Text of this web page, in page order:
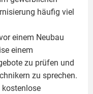
häufig viel
einem Neubau
einem
zu prüfen und
zu sprechen.